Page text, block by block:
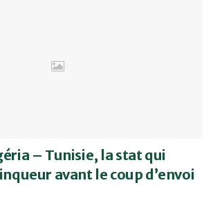
– Tunisie, la stat qui
avant le coup d’envoi